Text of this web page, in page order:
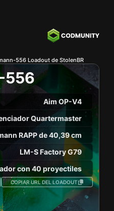
556 Loadout de StolenBR
556
Aim OP-V4
Quartermaster
RAPP de 40,39 cm
LM-S Factory G79
con 40 proyectiles
COPIAR URL DEL LOADOUT